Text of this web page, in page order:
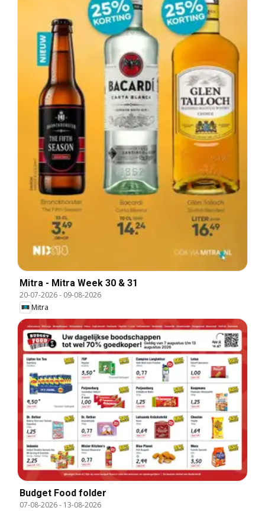
Mitra - Mitra Week 30 & 31
20-07-2026- 09-08-2026
Mitra
Budget Food folder
07-08-2026- 13-08-2026